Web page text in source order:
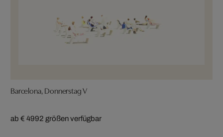
Barcelona, Donnerstag V
ab € 4992 größen verfügbar